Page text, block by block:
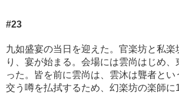
#23
九如盛宴の当日を迎えた。官楽坊と私楽
り、宴が始まる。会場には雲尚はじめ
った。皆を前に雲尚は、雲沐は聾者と
交う噂を払拭するため、幻楽坊の楽師に